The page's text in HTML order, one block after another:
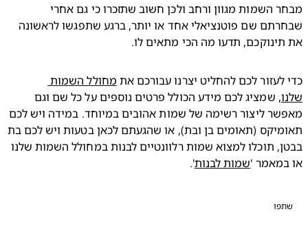
מבחר השמות מגוון ורחב ולכן חשוב שתזכרו כי גם אחרי
שבחרתם שם פוטנציאלי אחד או יותר, ברגע שתפגשו לראשונה
תדעו מה הכי מתאים לו.
לעזור לכם להחליט יצרנו עבורכם את
מחולל השמות
, שמציג לכם מידע הכולל פרטים נוספים על כל שם וגם
תאומיקס (תאומים בן ובת), או שהגעתם לכאן בטעות ויש לכם בת
בבטן, תוכלו למצוא שמות רלוונטיים לבנות במחולל השמות שלנו
'שמות לבנות'.